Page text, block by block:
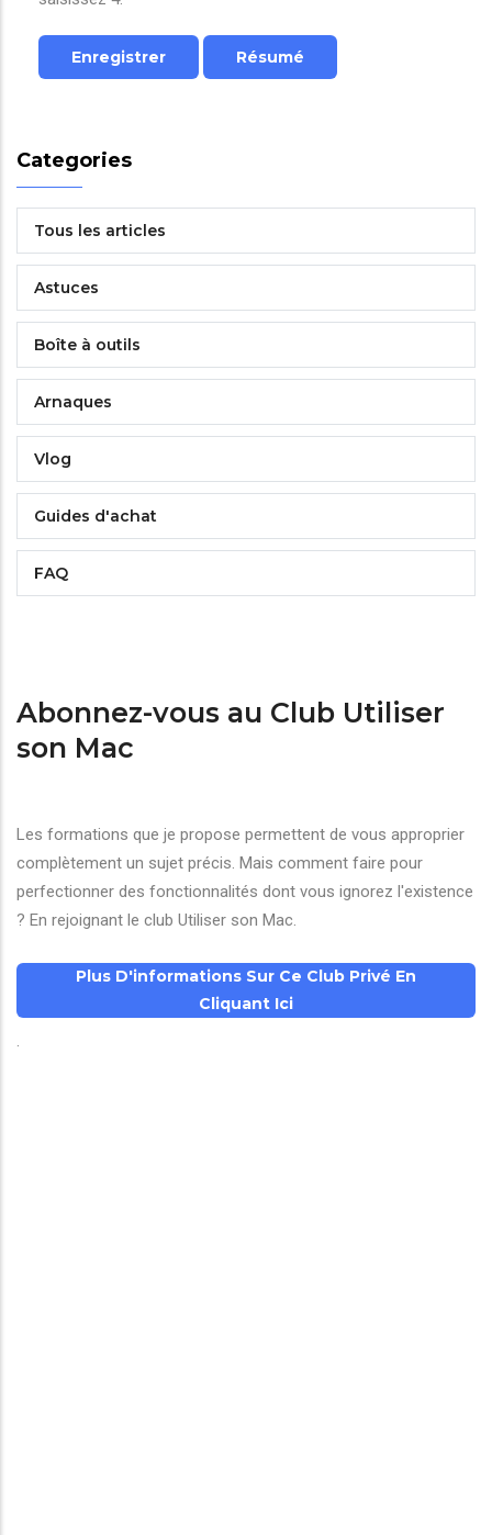
Categories
Tous les articles
Astuces
Boîte à outils
Arnaques
Vlog
Guides d'achat
FAQ
Abonnez-vous au Club Utiliser
son Mac
Les formations que je propose permettent de vous approprier
complètement un sujet précis. Mais comment faire pour
perfectionner des fonctionnalités dont vous ignorez l'existence
? En rejoignant le club Utiliser son Mac.
Plus D'informations Sur Ce Club Privé En
Cliquant Ici
.